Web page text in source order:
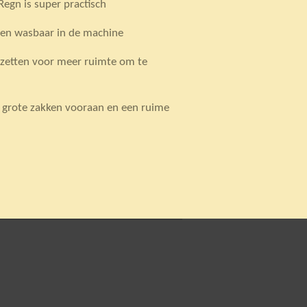
is super practisch
wasbaar in de machine
voor meer ruimte om te
zakken vooraan en een ruime